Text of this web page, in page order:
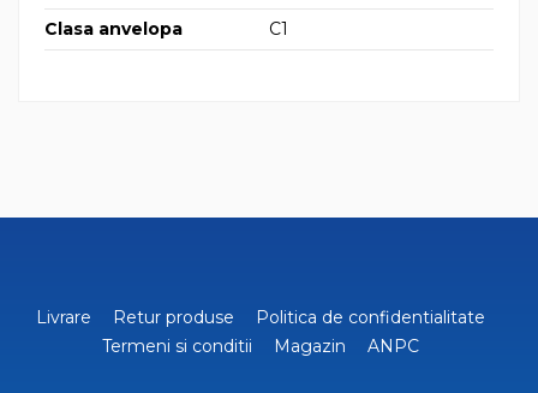
Clasa anvelopa
C1
Livrare Retur produse
Politica de confidentialitate
Termeni si conditii
Magazin ANPC